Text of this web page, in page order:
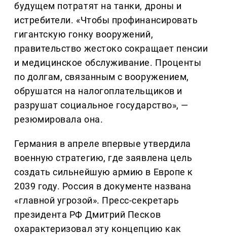
будущем потратят на танки, дроны и
истребители. «Чтобы профинансировать
гигантскую гонку вооружений,
правительство жестоко сокращает пенсии
и медицинское обслуживание. Проценты
по долгам, связанным с вооружением,
обрушатся на налогоплательщиков и
разрушат социальное государство», —
резюмировала она.
Германия в апреле впервые утвердила
военную стратегию, где заявлена цель
создать сильнейшую армию в Европе к
2039 году. Россия в документе названа
«главной угрозой». Пресс-секретарь
президента РФ Дмитрий Песков
охарактеризовал эту концепцию как